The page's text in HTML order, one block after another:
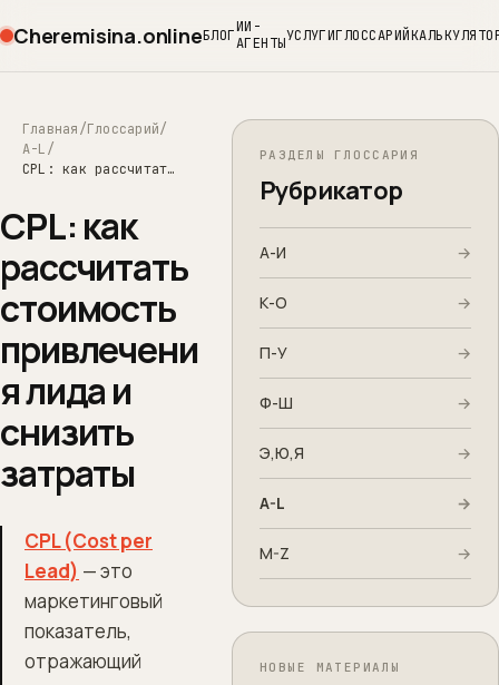
Cheremisina.onlineБЛОГИИ-
АГЕНТЫУСЛУГИГЛОССАРИЙ
Главная
Глоссарий
A-L
CPL: как рассчитать стоимость привлечения лида и снизить затраты
CPL: как
рассчитать
стоимость
привлечени
я лида и
снизить
затраты
CPL (Cost per
Lead) — это
маркетинговый
показатель,
отражающий
РАЗДЕЛЫ ГЛОССАРИЯ
Рубрикатор
А-И →
К-О →
П-У →
Ф-Ш →
Э,Ю,Я →
A-L →
M-Z →
НОВЫЕ МАТЕРИАЛЫ